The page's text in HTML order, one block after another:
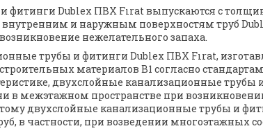
Dublex ПВХ Fırat выпускаются с
внутренним и наружным поверхностям труб
нежелательного запаха.
трубы и фитинги Dublex ПВХ Fırat,
материалов B1 согласно
двухслойные канализационные
в межэтажном пространстве при
двухслойные канализационные трубы и
в частности, при возведении многоэтажных